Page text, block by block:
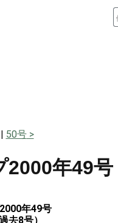
50号
2000年49号
年49号
去8号）